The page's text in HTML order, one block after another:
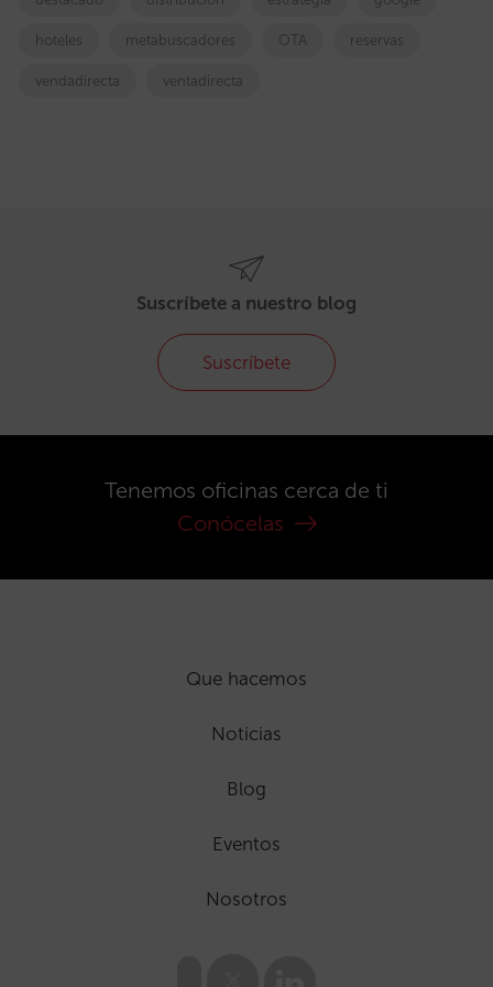
hoteles metabuscadores OTA reservas
vendadirecta ventadirecta
Suscríbete a nuestro blog
Suscríbete
Tenemos oficinas cerca de ti
Conócelas
Que hacemos
Noticias
Blog
Eventos
Nosotros